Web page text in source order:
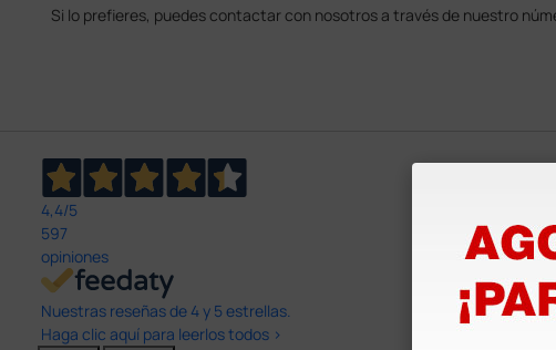
Si lo prefieres, puedes contactar con nosotros a través de nuestro
4,4/5
597
opiniones
Nuestras reseñas de 4 y 5 estrellas.
Haga clic aquí para leerlos todos >